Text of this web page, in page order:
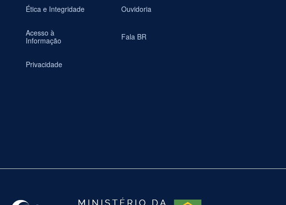
Ética e Integridade
Acesso à
Informação
Privacidade
Ouvidoria
Fala BR